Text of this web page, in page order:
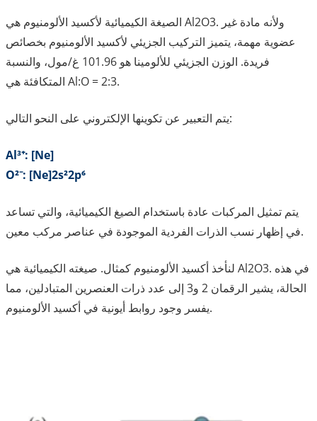
الصيغة الكيميائية لأكسيد الألومنيوم هي Al2O3. ولأنه مادة غير
عضوية مهمة، يتميز التركيب الجزيئي لأكسيد الألومنيوم بخصائص
فريدة. الوزن الجزيئي للألومينا هو 101.96 غ/مول، والنسبة
المتكافئة هي Al:O = 2:3.
يتم التعبير عن تكوينها الإلكتروني على النحو التالي:
Al³⁺: [Ne]
O²⁻: [Ne]2s²2p⁶
يتم تمثيل المركبات عادة باستخدام الصيغ الكيميائية، والتي تساعد
في إظهار نسب الذرات الفردية الموجودة في عناصر مركب معين.
لنأخذ أكسيد الألومنيوم كمثال. صيغته الكيميائية هي Al2O3. في هذه
الحالة، يشير الرقمان 2 و3 إلى عدد ذرات العنصرين المتبادلين، مما
يفسر وجود روابط أيونية في أكسيد الألومنيوم.